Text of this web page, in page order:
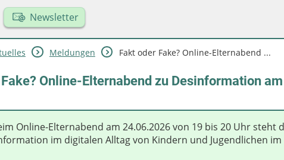
Newsletter
Meldungen Fakt oder Fake? Online-Elternabend ...
Online-Elternabend zu Desinformation
Online-Elternabend am 24.06.2026 von 19 bis 20 Uhr steht
im digitalen Alltag von Kindern und Jugendlichen im